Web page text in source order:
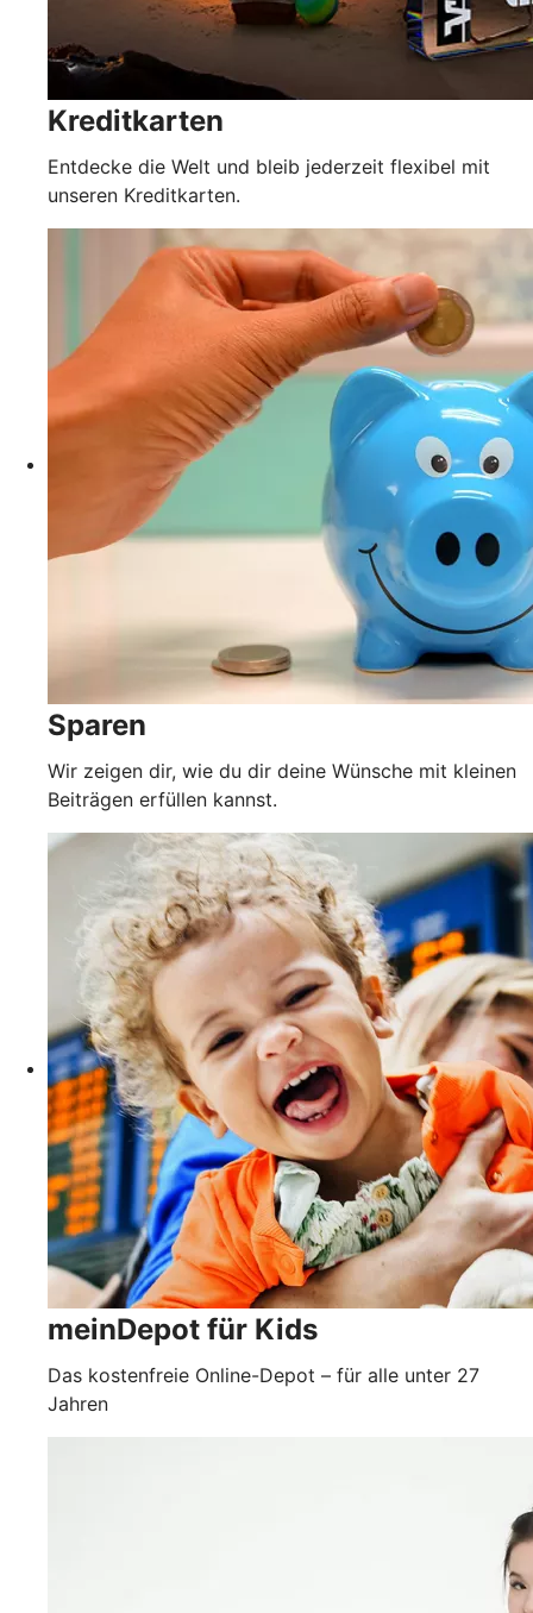
Kreditkarten
Entdecke die Welt und bleib jederzeit flexibel mit
unseren Kreditkarten.
Sparen
Wir zeigen dir, wie du dir deine Wünsche mit kleinen
Beiträgen erfüllen kannst.
meinDepot für Kids
Das kostenfreie Online-Depot – für alle unter 27
Jahren